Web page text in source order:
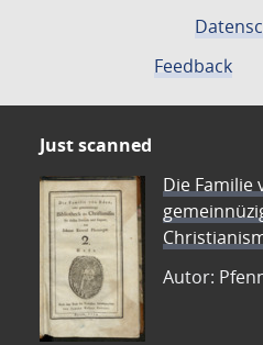
Feedback
Just scanned
Die Familie
Autor: